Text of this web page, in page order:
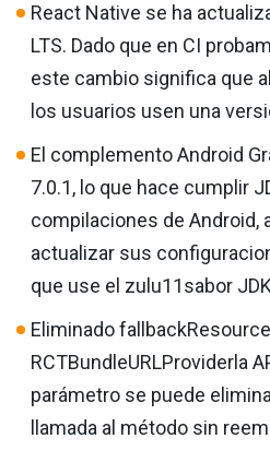
React Native se ha
LTS. Dado que en CI
este cambio significa que
los usuarios usen una
El complemento Android
7.0.1, lo que hace cumplir
compilaciones de Android,
actualizar sus
que use el zulu11sabor
Eliminado
RCTBundleURLProviderla
parámetro se puede
llamada al método sin